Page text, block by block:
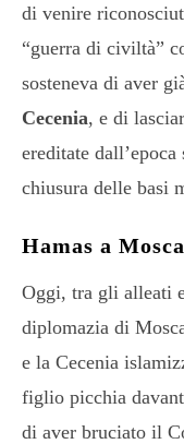
di venire
“guerra di civiltà”
sosteneva di aver
Cecenia, e di
ereditate
chiusura delle basi
Hamas a Mosca
Oggi, tra gli alleati
diplomazia di
e la Cecenia
figlio picchia
di aver bruciato il